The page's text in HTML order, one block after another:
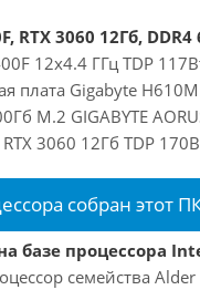
3060 12Гб, DDR4
12x4.4 ГГц TDP
плата Gigabyte
M.2 GIGABYTE
3060 12Гб TDP
собран этот
базе процессора
семейства